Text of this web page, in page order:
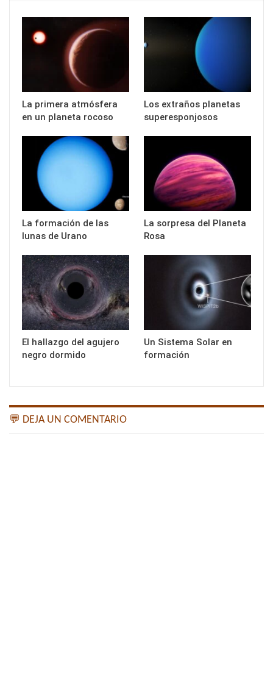
La primera atmósfera
en un planeta rocoso
Los extraños planetas
superesponjosos
La formación de las
lunas de Urano
La sorpresa del Planeta
Rosa
El hallazgo del agujero
negro dormido
Un Sistema Solar en
formación
💬 DEJA UN COMENTARIO